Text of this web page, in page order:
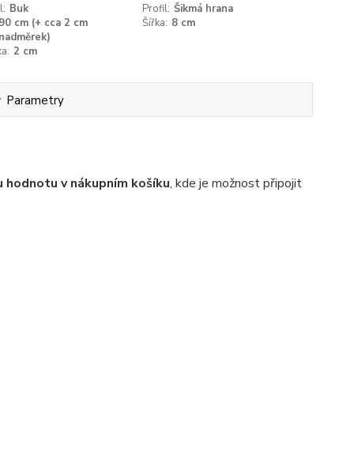
Buk Profil: Šikmá hrana
90 cm (+ cca 2 cm
nadměrek)
Šířka: 8 cm
2 cm
Parametry
v nákupním košíku, kde je možnost připojit